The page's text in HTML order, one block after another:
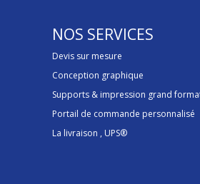
NOS SERVICES
Conception graphique
Supports & impression grand format
Portail de commande personnalisé
, UPS®